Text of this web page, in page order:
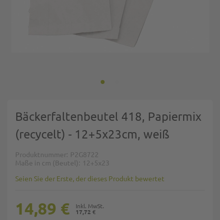
Bäckerfaltenbeutel 418, Papiermix
(recycelt) - 12+5x23cm, weiß
Produktnummer P2G8722
Maße in cm (Beutel)
12+5x23
Seien Sie der Erste, der dieses Produkt bewertet
17,72 €
14,89 €